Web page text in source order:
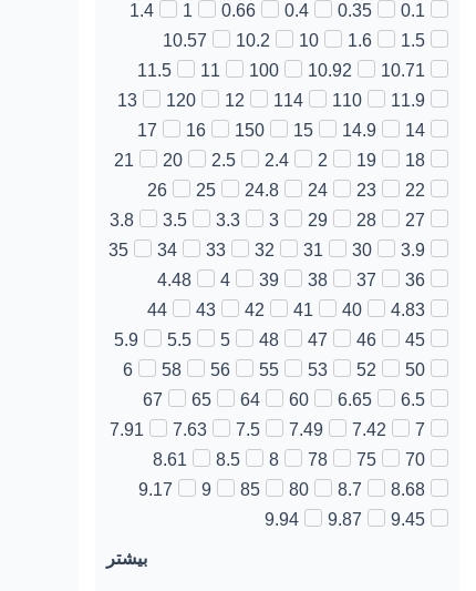
0.1
0.35
0.4
0.66
1
1.4
1.5
1.6
10
10.2
10.57
10.71
10.92
100
11
11.5
11.9
110
114
12
120
13
14
14.9
15
150
16
17
18
19
2
2.4
2.5
20
21
22
23
24
24.8
25
26
27
28
29
3
3.3
3.5
3.8
3.9
30
31
32
33
34
35
36
37
38
39
4
4.48
4.83
40
41
42
43
44
45
46
47
48
5
5.5
5.9
50
52
53
55
56
58
6
6.5
6.65
60
64
65
67
7
7.42
7.49
7.5
7.63
7.91
70
75
78
8
8.5
8.61
8.68
8.7
80
85
9
9.17
9.45
9.87
9.94
بیشتر